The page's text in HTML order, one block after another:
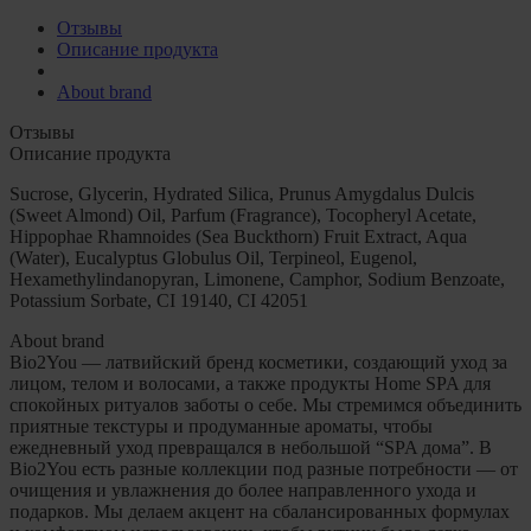
Отзывы
Описание продукта
About brand
Отзывы
Описание продукта
Sucrose, Glycerin, Hydrated Silica, Prunus Amygdalus Dulcis
(Sweet Almond) Oil, Parfum (Fragrance), Tocopheryl Acetate,
Hippophae Rhamnoides (Sea Buckthorn) Fruit Extract, Aqua
(Water), Eucalyptus Globulus Oil, Terpineol, Eugenol,
Hexamethylindanopyran, Limonene, Camphor, Sodium Benzoate,
Potassium Sorbate, CI 19140, CI 42051
About brand
Bio2You — латвийский бренд косметики, создающий уход за
лицом, телом и волосами, а также продукты Home SPA для
спокойных ритуалов заботы о себе. Мы стремимся объединить
приятные текстуры и продуманные ароматы, чтобы
ежедневный уход превращался в небольшой “SPA дома”. В
Bio2You есть разные коллекции под разные потребности — от
очищения и увлажнения до более направленного ухода и
подарков. Мы делаем акцент на сбалансированных формулах